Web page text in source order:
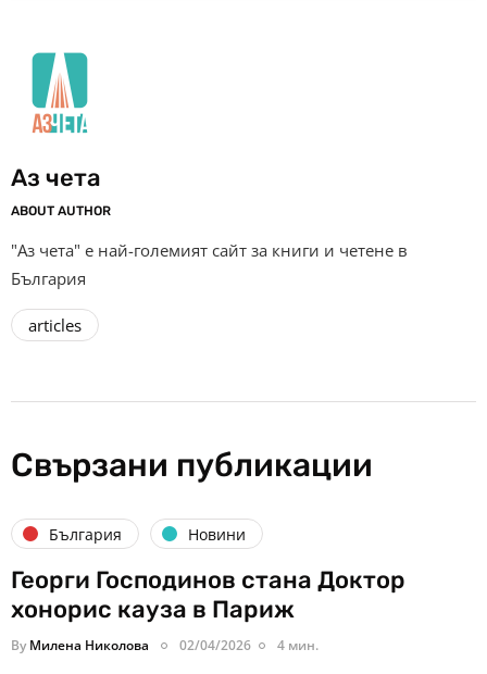
Аз чета
ABOUT AUTHOR
"Аз чета" е най-големият сайт за книги и четене в
България
articles
Свързани публикации
България Новини
Георги Господинов стана Доктор
хонорис кауза в Париж
By Милена Николова 02/04/2026 4 мин.